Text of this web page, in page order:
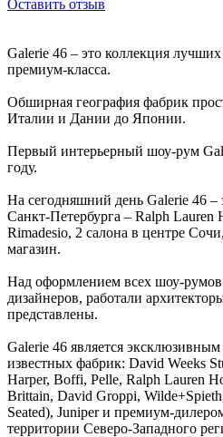
Оставить отзыв
Galerie 46 – это коллекция
премиум-класса.
Обширная география фабрик
Италии и Дании до Японии.
Первый интерьерный шоу-рум
году.
На сегодняшний день Galerie 46 –
Санкт-Петербурга – Ralph
Rimadesio, 2 салона в центре
магазин.
Над оформлением всех шоу-
дизайнеров, работали
представлены.
Galerie 46 является
известных фабрик: David Weeks
Harper, Boffi, Pelle, Ralph Lauren
Brittain, David Groppi,
Seated), Juniper и премиум-
территории Северо-Западного